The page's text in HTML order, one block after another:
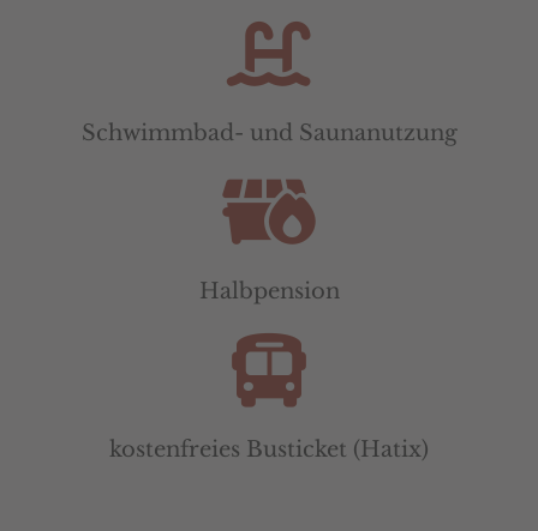
Schwimmbad- und Saunanutzung
Halbpension
kostenfreies Busticket (Hatix)